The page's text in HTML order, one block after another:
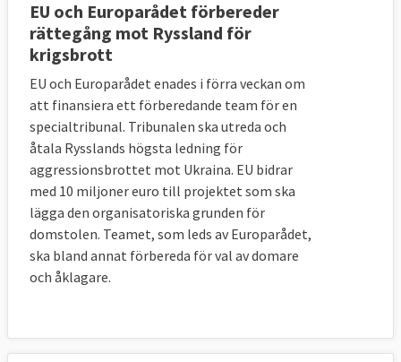
EU och Europarådet förbereder
rättegång mot Ryssland för
krigsbrott
EU och Europarådet enades i förra veckan om
att finansiera ett förberedande team för en
specialtribunal. Tribunalen ska utreda och
åtala Rysslands högsta ledning för
aggressionsbrottet mot Ukraina. EU bidrar
med 10 miljoner euro till projektet som ska
lägga den organisatoriska grunden för
domstolen. Teamet, som leds av Europarådet,
ska bland annat förbereda för val av domare
och åklagare.